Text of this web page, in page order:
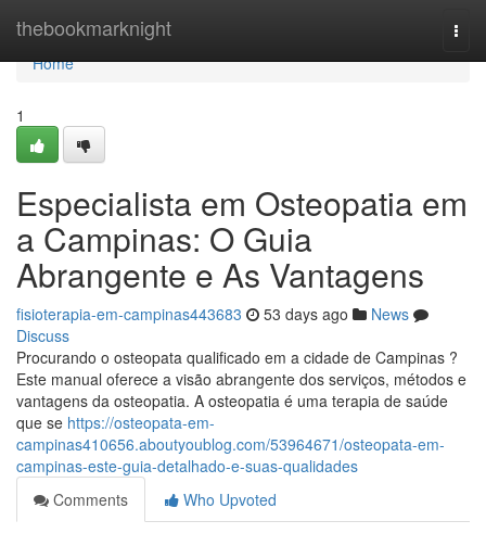
thebookmarknight
Home
Home
1
Especialista em Osteopatia em
a Campinas: O Guia
Abrangente e As Vantagens
fisioterapia-em-campinas443683 53 days ago
News
Discuss
Procurando o osteopata qualificado em a cidade de Campinas ?
Este manual oferece a visão abrangente dos serviços, métodos e
vantagens da osteopatia. A osteopatia é uma terapia de saúde
que se https://osteopata-em-
campinas410656.aboutyoublog.com/53964671/osteopata-em-
campinas-este-guia-detalhado-e-suas-qualidades
Comments
Who Upvoted